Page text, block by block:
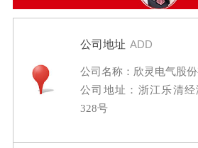
公司地址 ADD
公司名称：欣灵电气股份
公司地址：浙江乐清
328号